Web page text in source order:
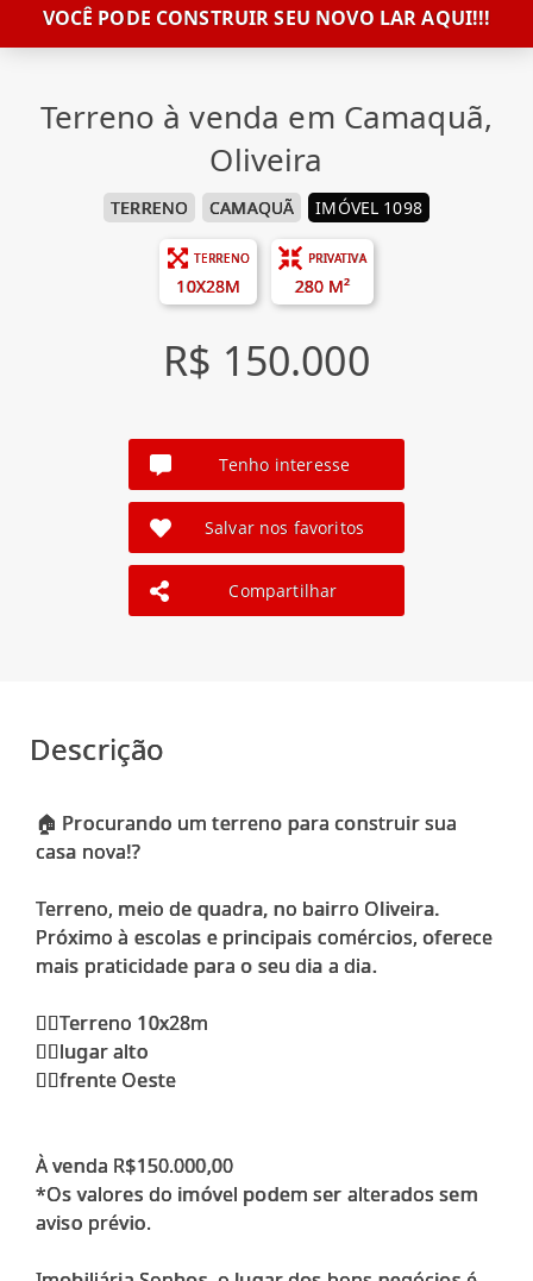
VOCÊ PODE CONSTRUIR SEU NOVO LAR AQUI!!!
Terreno à venda em Camaquã,
Oliveira
TERRENO CAMAQUÃ IMÓVEL 1098
TERRENO
10X28M
PRIVATIVA
280 M²
R$ 150.000
Tenho interesse
Salvar nos favoritos
Compartilhar
Descrição
🏠 Procurando um terreno para construir sua
casa nova!?
Terreno, meio de quadra, no bairro Oliveira.
Próximo à escolas e principais comércios, oferece
mais praticidade para o seu dia a dia.
👉🏻Terreno 10x28m
👉🏻lugar alto
👉🏻frente Oeste
À venda R$150.000,00
*Os valores do imóvel podem ser alterados sem
aviso prévio.